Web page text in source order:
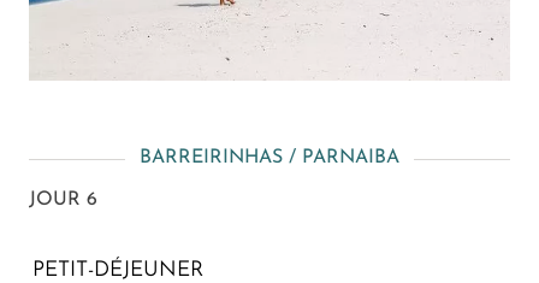
BARREIRINHAS / PARNAIBA
JOUR 6
PETIT-DÉJEUNER